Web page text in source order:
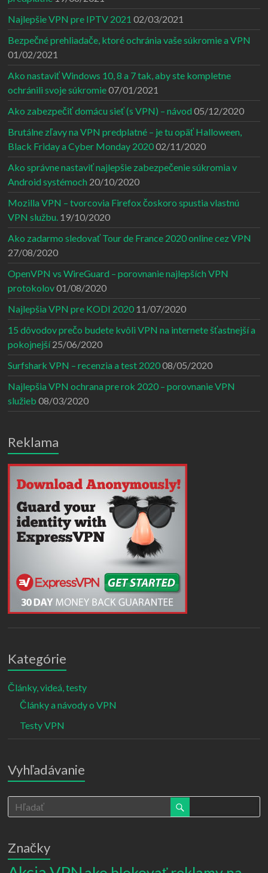
Najlepšie VPN pre IPTV 2021 02/03/2021
Bezpečné prehliadače, ktoré ochránia vaše súkromie a VPN
01/02/2021
Ako nastaviť Windows 10, 8 a 7 tak, aby ste kompletne
ochránili svoje súkromie07/01/2021
Ako zabezpečiť domácu sieť (s VPN) – návod 05/12/2020
Brutálne zľavy na VPN predplatné – je tu opäť Halloween,
Black Friday a Cyber Monday 202002/11/2020
Ako správne nastaviť najlepšie zabezpečenie súkromia v
Android systémoch 20/10/2020
Mozilla VPN – tvorcovia Firefox čoskoro spustia vlastnú
VPN službu. 19/10/2020
Ako zadarmo sledovať Tour de France 2020 online cez VPN
27/08/2020
OpenVPN vs WireGuard – porovnanie najlepších VPN
protokolov01/08/2020
Najlepšia VPN pre KODI 2020 11/07/2020
15 dôvodov prečo budete kvôli VPN na internete šťastnejší a
pokojnejší25/06/2020
Surfshark VPN – recenzia a test 202008/05/2020
Najlepšia VPN ochrana pre rok 2020 – porovnanie VPN
služieb 08/03/2020
Reklama
Kategórie
Články, videá, testy
Články a návody o VPN
Testy VPN
Vyhľadávanie
Značky